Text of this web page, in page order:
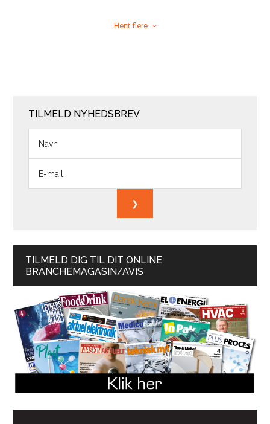
Hent flere
TILMELD NYHEDSBREV
TILMELD DIG TIL DIT ONLINE
BRANCHEMAGASIN/AVIS